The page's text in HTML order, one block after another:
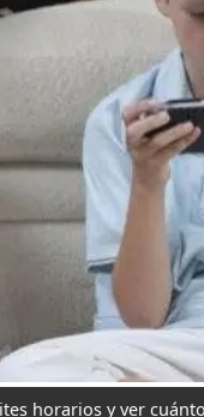
horarios y ver